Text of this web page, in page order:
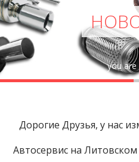
you are
Дорогие Друзья, у нас
Автосервис на